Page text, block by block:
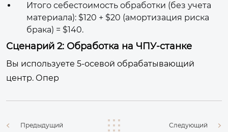
Итого себестоимость обработки (без учета
материала): $120 + $20 (амортизация риска
брака) = $140.
Сценарий 2: Обработка на ЧПУ-станке
Вы используете 5-осевой обрабатывающий
центр. Опер
Предыдущий Следующий